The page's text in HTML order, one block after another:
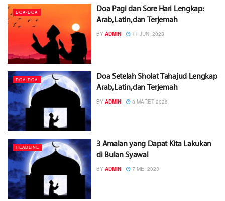
DOA-DOA
Doa Pagi dan Sore Hari Lengkap:
Arab, Latin, dan Terjemah
BY ADMIN 11 JUNI 2023
DOA-DOA
Doa Setelah Sholat Tahajud Lengkap
Arab, Latin, dan Terjemah
BY ADMIN 8 MARET 2026
HEADLINE
3 Amalan yang Dapat Kita Lakukan
di Bulan Syawal
BY ADMIN 7 MEI 2023